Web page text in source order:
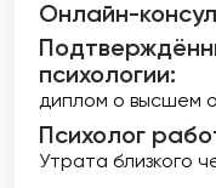
Онлайн-
психологии:
диплом о высшем
Психолог
Утрата близкого